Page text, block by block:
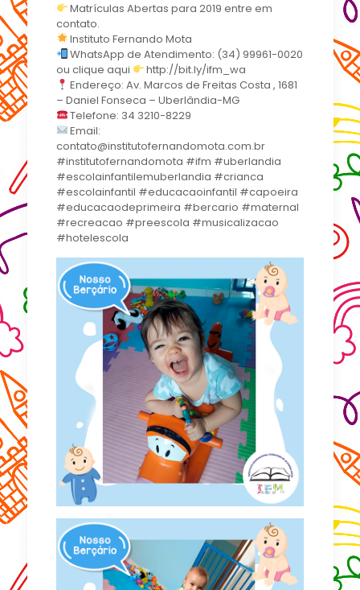
Matrículas Abertas para 2019 entre em
contato.
Instituto Fernando Mota
WhatsApp de Atendimento: (34) 99961-0020
ou clique aqui
http://bit.ly/ifm_wa
Endereço: Av. Marcos de Freitas Costa , 1681
– Daniel Fonseca – Uberlândia-MG
Telefone: 34 3210-8229
Email:
contato@institutofernandomota.com.br
#institutofernandomota #ifm #uberlandia
#escolainfantilemuberlandia #crianca
#escolainfantil #educacaoinfantil #capoeira
#educacaodeprimeira #bercario #maternal
#recreacao #preescola #musicalizacao
#hotelescola